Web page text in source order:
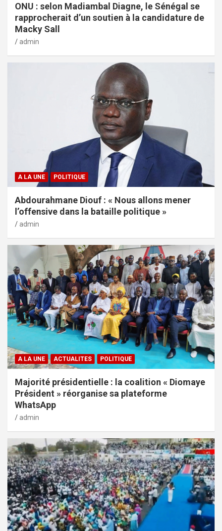
ONU : selon Madiambal Diagne, le Sénégal se
rapprocherait d’un soutien à la candidature de
Macky Sall
admin
A LA UNE POLITIQUE
Abdourahmane Diouf : « Nous allons mener
l’offensive dans la bataille politique »
admin
A LA UNE ACTUALITES POLITIQUE
Majorité présidentielle : la coalition « Diomaye
Président » réorganise sa plateforme
WhatsApp
admin